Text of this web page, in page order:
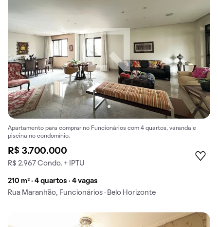
Apartamento para comprar no Funcionários com 4 quartos, varanda e
piscina no condomínio.
R$ 3.700.000
R$ 2.967 Condo. + IPTU
210 m² · 4 quartos · 4 vagas
Rua Maranhão, Funcionários · Belo Horizonte